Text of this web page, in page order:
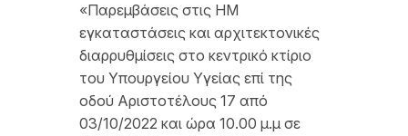
«Παρεμβάσεις στις ΗΜ
εγκαταστάσεις και αρχιτεκτονικές
διαρρυθμίσεις στο κεντρικό κτίριο
του Υπουργείου Υγείας επί της
οδού Αριστοτέλους 17 από
03/10/2022 και ώρα 10.00 μ.μ σε